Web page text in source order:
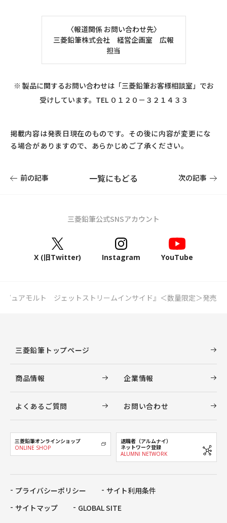
〈報道関係 お問い合わせ先〉
三菱鉛筆株式会社 経営企画室 広報
担当
※ 製品に関するお問い合わせは「三菱鉛筆お客様相談室」でお
受けしています。TEL ０１２０－３２１４３３
掲載内容は発表日現在のものです。その後に内容が変更にな
る場合がありますので、あらかじめご了承ください。
前の記事 一覧にもどる 次の記事
三菱鉛筆公式SNSアカウント
X (旧Twitter) Instagram YouTube
ピュアモルト ジェットストリームインサイド』＜数量限定＞発売
三菱鉛筆トップページ
商品情報 企業情報
よくあるご質問 お問い合わせ
三菱鉛筆オンラインショップ
ONLINE SHOP
退職者（アルムナイ）
ネットワーク登録
ALUMNI NETWORK
プライバシーポリシー
サイト利用条件
サイトマップ
GLOBAL SITE